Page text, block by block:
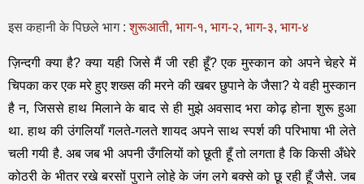
इस कहानी के पिछले भाग :शुरूआती, भाग-१, भाग-२, भाग-३, भाग-४
ज़िन्दगी क्या है?क्या यही जिसे मैं जी रही हूँ?एक मुस्कान को अपने चेहरे में
चिपका कर एक मरे हुए शख्स की मरने की खबर छुपाने के जैसा?ये वही मुस्कान
है न, जिससे हाथ मिलाने के बाद से ही मुझे अवसाद भरा कोढ़ होना शुरू हुआ
था. हाथ की उंगलियाँ गलते-गलते शायद अपने साथ स्पर्श की परिभाषा भी लेते
चली गयी है. अब जब भी अपनी उँगलियों को छूती हूँ तो लगता है कि किसी अँधेरे
कोठरी के भीतर रखे बरसों पुराने लोहे के जंग लगे बक्से को छू रही हूँ जैसे. जब